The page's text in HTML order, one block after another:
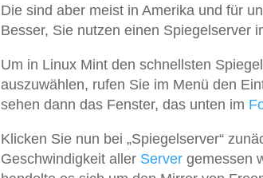
Die sind aber meist in Amerika und für
Besser, Sie nutzen einen Spiegelserver
Um in Linux Mint den schnellsten
auszuwählen, rufen Sie im Menü den
sehen dann das Fenster, das unten im
Klicken Sie nun bei „Spiegelserver“
Geschwindigkeit aller Server gemessen